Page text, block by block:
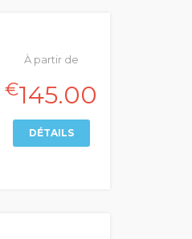
À partir de
€145.00
DÉTAILS